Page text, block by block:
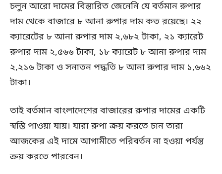
চলুন আরো দামের বিস্তারিত জেনেনি যে বর্তমান রুপার
দাম থেকে বাজারে ৮ আনা রুপার দাম কত রয়েছে। ২২
ক্যারেটের ৮ আনা রুপার দাম ২,৬৮২ টাকা, ২১ ক্যারেট
রুপার দাম ২,৫৬৬ টাকা, ১৮ ক্যারেট ৮ আনা রুপার দাম
২,২১৬ টাকা ও সনাতন পদ্ধতি ৮ আনা রুপার দাম ১,৬৬২
টাকা।
তাই বর্তমান বাংলাদেশের বাজারের রুপার দামের একটি
স্বস্তি পাওয়া যায়। যারা রুপা ক্রয় করতে চান তারা
আজকের এই দামে আগামীতে পরিবর্তন না হওয়া পর্যন্ত
ক্রয় করতে পারবেন।